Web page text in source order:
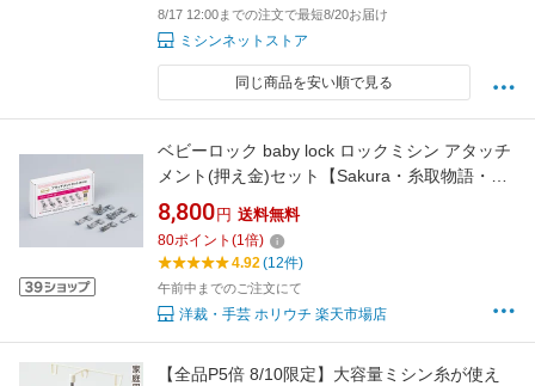
8/17 12:00までの注文で最短8/20お届け
ミシンネットストア
同じ商品を安い順で見る
ベビーロック baby lock ロックミシン アタッチ
メント(押え金)セット【Sakura・糸取物語・衣
縫人シリーズ】A-6 ｜洋裁 yousai ソーイング
sewing 手芸 裁縫 ホリウチ
8,800 円 送料無料
80ポイント (1倍)
4.92(12件)
午前中までのご注文にて
洋裁・手芸 ホリウチ 楽天市場店
【全品P5倍 8/10限定】大容量ミシン糸が使え